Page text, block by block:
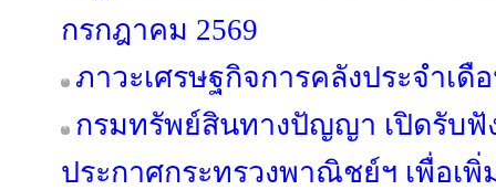
กรกฎาคม 2569
ภาวะเศรษฐกิจการคลังประจำเดื
กรมทรัพย์สินทางปัญญา เปิดรับฟั
ประกาศกระทรวงพาณิชย์ฯ เพื่อเ